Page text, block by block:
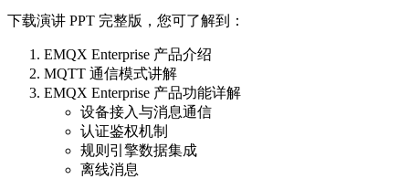
下载演讲 PPT 完整版，您可了解到：
EMQX Enterprise 产品介绍
MQTT 通信模式讲解
EMQX Enterprise 产品功能详解
设备接入与消息通信
认证鉴权机制
规则引擎数据集成
离线消息